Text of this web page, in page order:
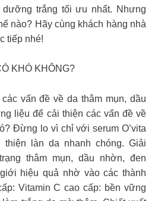
trắng tối ưu nhất. Nhưng
nào? Hãy cùng khách hàng nhà
tiếp nhé!
KHÓ KHÔNG?
vấn đề về da thâm mụn, dầu
liệu để cải thiện các vấn đề về
Đừng lo vì chỉ với serum O’vita
thiện làn da nhanh chóng. Giải
thâm mụn, dầu nhờn, đen
hiệu quả nhờ vào các thành
Vitamin C cao cấp: bền vững